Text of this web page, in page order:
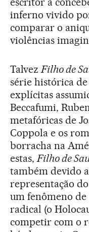
inferno vivido
comparar o
violências
TalvezFilho de
série histórica
explícitas
Beccafumi,
metafóricas de
Coppola e os
borracha na
estas,Filho de
também devido
representação
um fenômeno de
radical (o
competir com o